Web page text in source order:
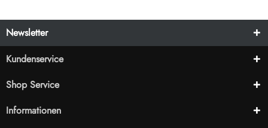
Newsletter
Kundenservice
Shop Service
Informationen